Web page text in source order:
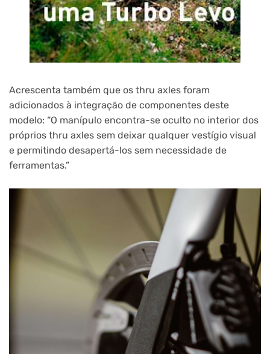
Acrescenta também que os thru axles foram
adicionados à integração de componentes deste
modelo: “O manípulo encontra-se oculto no interior dos
próprios thru axles sem deixar qualquer vestígio visual
e permitindo desapertá-los sem necessidade de
ferramentas.”